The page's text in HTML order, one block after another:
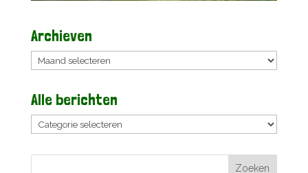
Archieven
Archieven
Alle berichten
Alle